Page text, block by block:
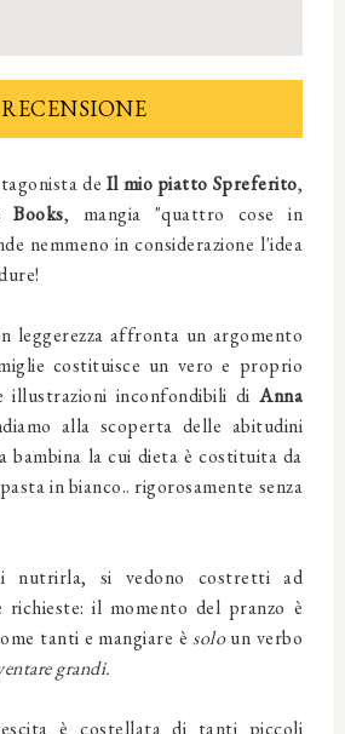
RECENSIONE
de Il mio piatto Spreferito,
Books, mangia "quattro cose in
nemmeno in considerazione l'idea
leggerezza affronta un argomento
costituisce un vero e proprio
illustrazioni inconfondibili di Anna
alla scoperta delle abitudini
bambina la cui dieta è costituita da
in bianco.. rigorosamente senza
si vedono costretti ad
richieste: il momento del pranzo è
tanti e mangiare èsoloun verbo
grandi.